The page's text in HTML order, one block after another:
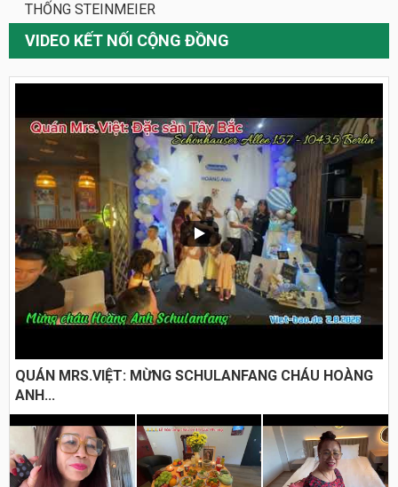
THỐNG STEINMEIER
VIDEO KẾT NỐI CỘNG ĐỒNG
QUÁN MRS.VIỆT: MỪNG SCHULANFANG CHÁU HOÀNG
ANH...